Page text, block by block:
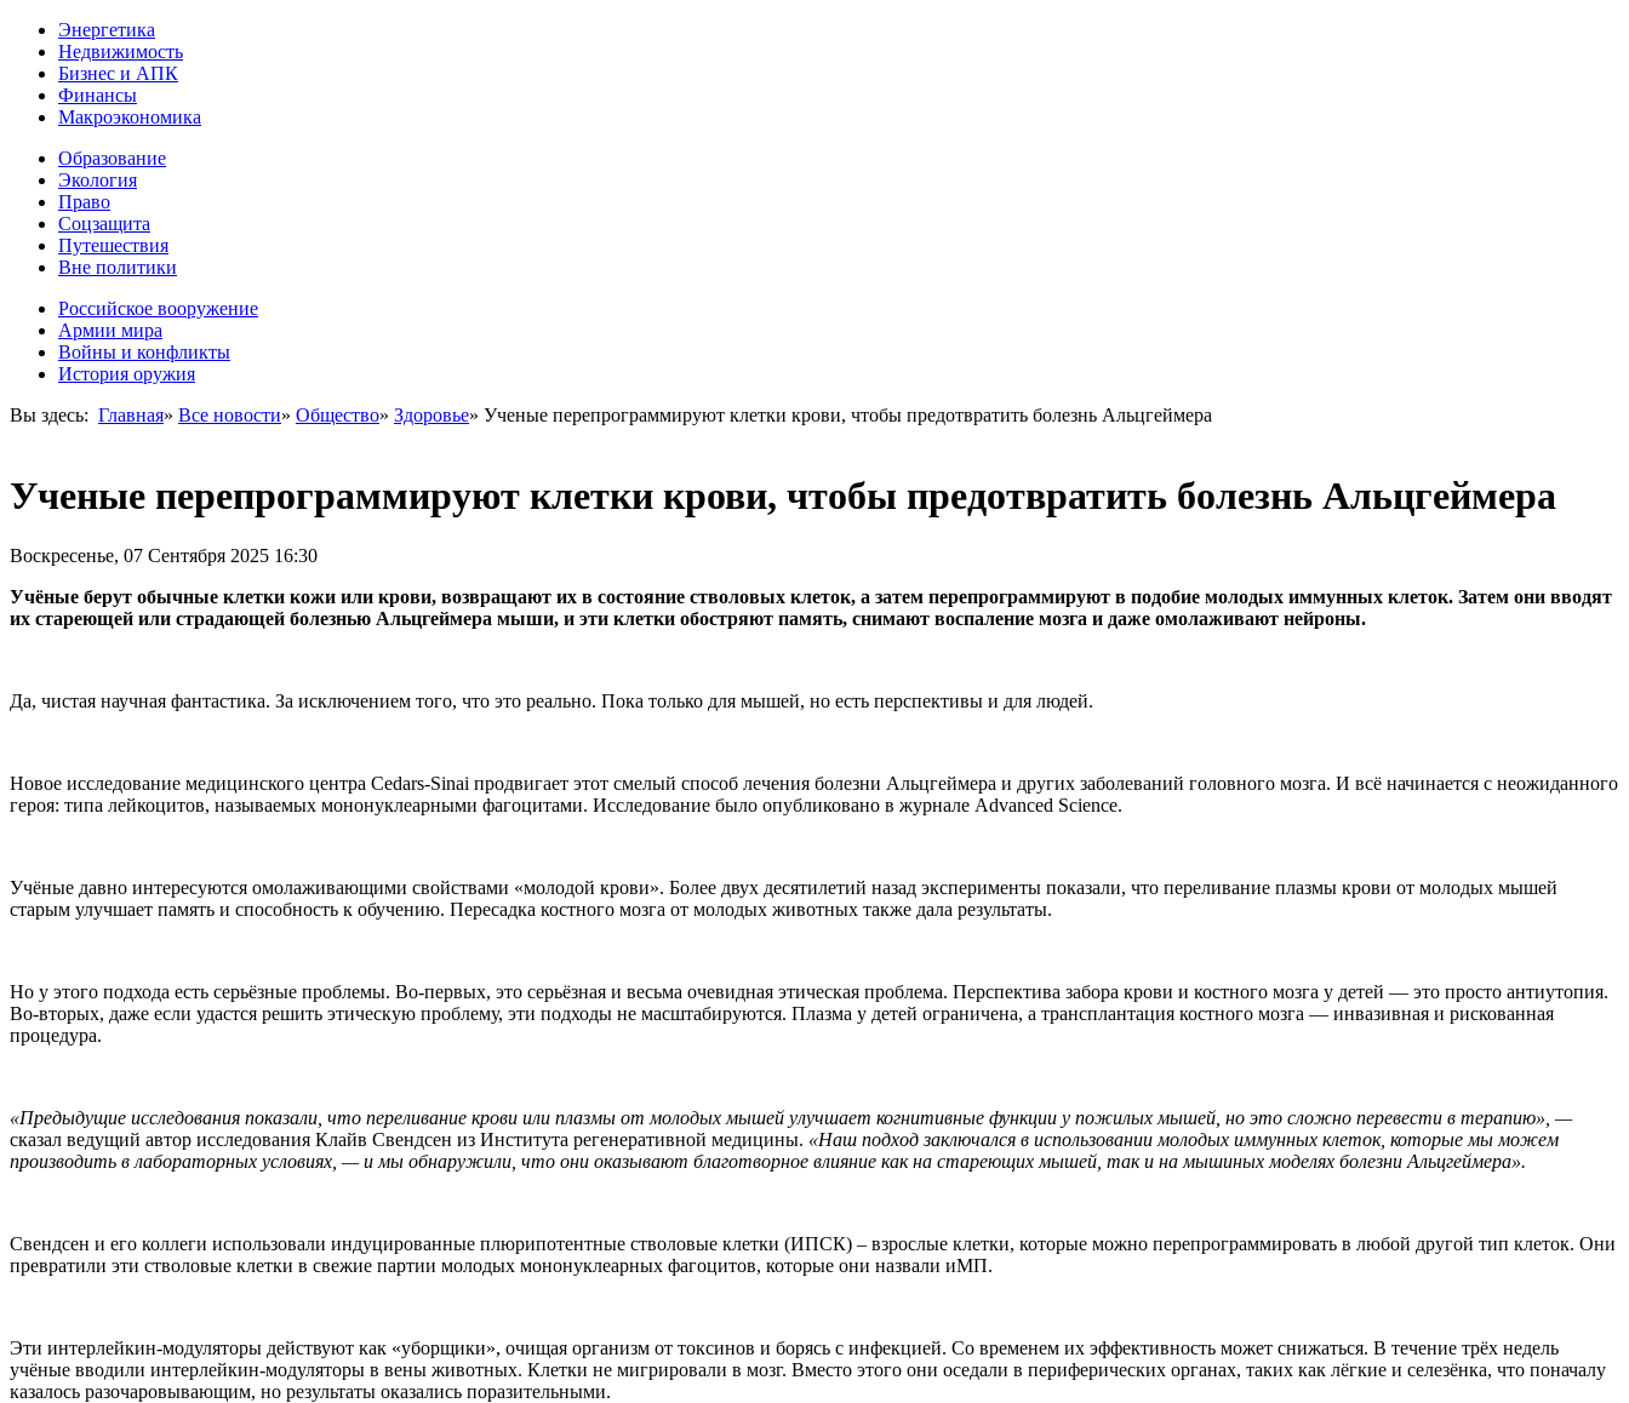
Энергетика
Недвижимость
Бизнес и АПК
Финансы
Макроэкономика
Образование
Экология
Право
Соцзащита
Путешествия
Вне политики
Российское вооружение
Армии мира
Войны и конфликты
История оружия
Вы здесь: Главная» Все новости» Общество» Здоровье» Ученые перепрограммируют клетки крови, чтобы предотвратить болезнь Альцгеймера
Ученые перепрограммируют клетки крови, чтобы предотвратить болезнь Альцгеймера
Воскресенье, 07 Сентября 2025 16:30
Учёные берут обычные клетки кожи или крови, возвращают их в состояние стволовых клеток, а затем перепрограммируют в подобие молодых иммунных клеток. Затем они вводят
их стареющей или страдающей болезнью Альцгеймера мыши, и эти клетки обостряют память, снимают воспаление мозга и даже омолаживают нейроны.
Да, чистая научная фантастика. За исключением того, что это реально. Пока только для мышей, но есть перспективы и для людей.
Новое исследование медицинского центра Cedars-Sinai продвигает этот смелый способ лечения болезни Альцгеймера и других заболеваний головного мозга. И всё начинается с неожиданного
героя: типа лейкоцитов, называемых мононуклеарными фагоцитами. Исследование было опубликовано в журнале Advanced Science.
Учёные давно интересуются омолаживающими свойствами «молодой крови». Более двух десятилетий назад эксперименты показали, что переливание плазмы крови от молодых мышей
старым улучшает память и способность к обучению. Пересадка костного мозга от молодых животных также дала результаты.
Но у этого подхода есть серьёзные проблемы. Во-первых, это серьёзная и весьма очевидная этическая проблема. Перспектива забора крови и костного мозга у детей — это просто антиутопия.
Во-вторых, даже если удастся решить этическую проблему, эти подходы не масштабируются. Плазма у детей ограничена, а трансплантация костного мозга — инвазивная и рискованная
процедура.
«Предыдущие исследования показали, что переливание крови или плазмы от молодых мышей улучшает когнитивные функции у пожилых мышей, но это сложно перевести в терапию», —
сказал ведущий автор исследования Клайв Свендсен из Института регенеративной медицины. «Наш подход заключался в использовании молодых иммунных клеток, которые мы можем
производить в лабораторных условиях, — и мы обнаружили, что они оказывают благотворное влияние как на стареющих мышей, так и на мышиных моделях болезни Альцгеймера».
Свендсен и его коллеги использовали индуцированные плюрипотентные стволовые клетки (ИПСК) – взрослые клетки, которые можно перепрограммировать в любой другой тип клеток. Они
превратили эти стволовые клетки в свежие партии молодых мононуклеарных фагоцитов, которые они назвали иМП.
Эти интерлейкин-модуляторы действуют как «уборщики», очищая организм от токсинов и борясь с инфекцией. Со временем их эффективность может снижаться. В течение трёх недель
учёные вводили интерлейкин-модуляторы в вены животных. Клетки не мигрировали в мозг. Вместо этого они оседали в периферических органах, таких как лёгкие и селезёнка, что поначалу
казалось разочаровывающим, но результаты оказались поразительными.